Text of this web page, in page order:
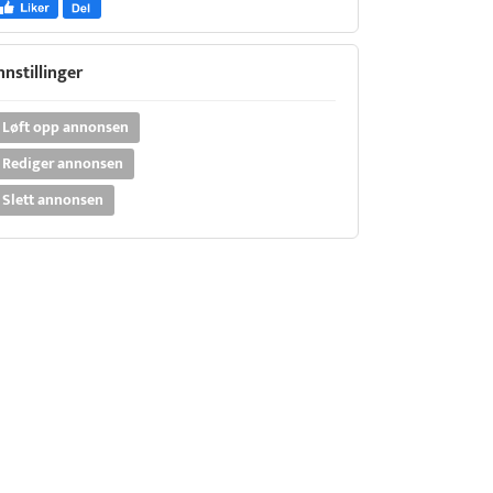
Løft opp annonsen
Rediger annonsen
Slett annonsen